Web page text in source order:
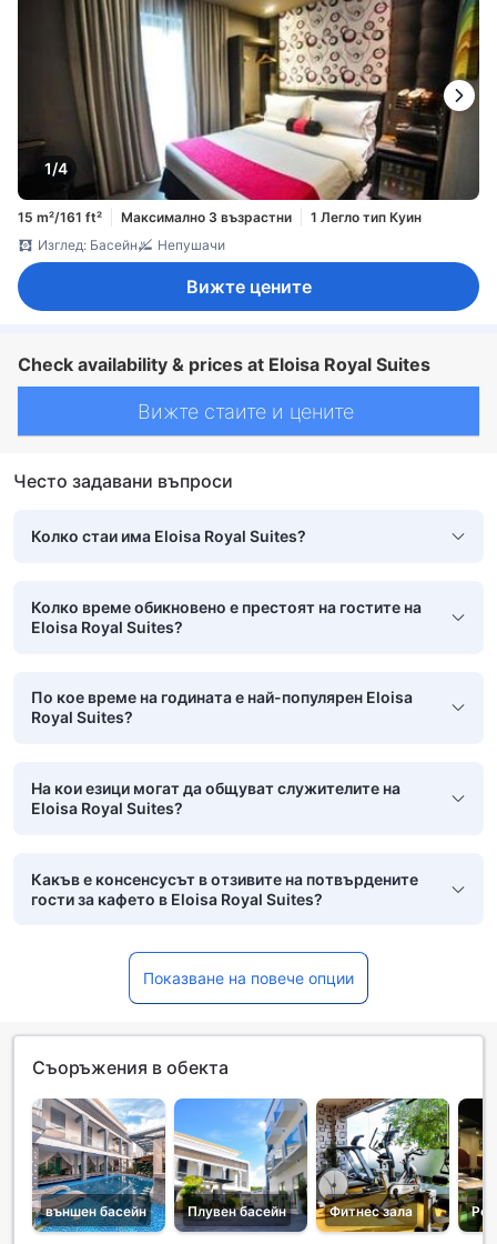
1/4
15 m²/161 ft² Максимално 3 възрастни
1 Легло тип Куин
Изглед: Басейн
Непушачи
Вижте цените
Check availability & prices at Eloisa Royal Suites
Вижте стаите и цените
Често задавани въпроси
Колко стаи има Eloisa Royal Suites?
Колко време обикновено е престоят на гостите на
Eloisa Royal Suites?
По кое време на годината е най-популярен Eloisa
Royal Suites?
На кои езици могат да общуват служителите на
Eloisa Royal Suites?
Какъв е консенсусът в отзивите на потвърдените
гости за кафето в Eloisa Royal Suites?
Показване на повече опции
Съоръжения в обекта
външен басейн Плувен басейн Фитнес зала